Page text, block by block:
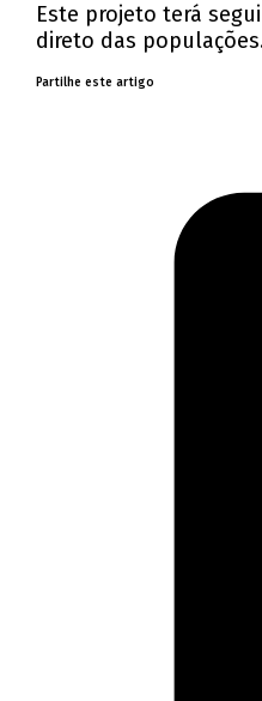
Este projeto terá
direto das
Partilhe este artigo